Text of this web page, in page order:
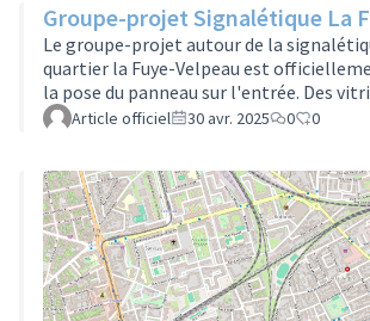
période.Nous vous prions de bien
pour la gêne occasionnée.Vous
le projet en cours de réalisation.
Groupe-projet Signalétique La
Le groupe-projet autour de la
quartier la Fuye-Velpeau est
la pose du panneau sur l'entrée. Des
d'information avaient également été
Article officiel 30 avr. 2025 0 0